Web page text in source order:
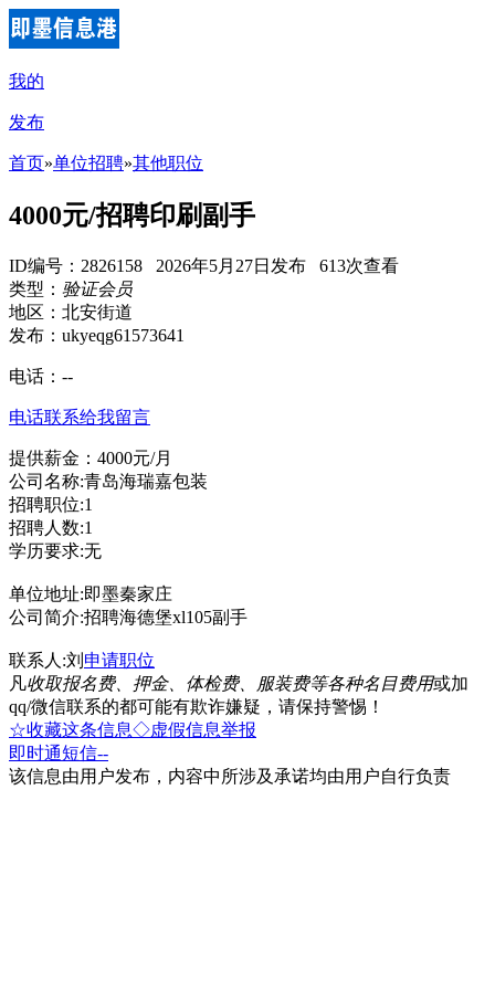
我的
发布
首页»单位招聘»其他职位
4000元/招聘印刷副手
ID编号：2826158 2026年5月27日发布 613次查看
类型： 验证会员
地区：北安街道
发布：ukyeqg61573641
电话： --
电话联系给我留言
提供薪金：4000元/月
公司名称:青岛海瑞嘉包装
招聘职位:1
招聘人数:1
学历要求:无
单位地址:即墨秦家庄
公司简介:招聘海德堡xl105副手
联系人:刘 申请职位
凡收取报名费、押金、体检费、服装费等各种名目费用或加
qq/微信联系的都可能有欺诈嫌疑，请保持警惕！
☆收藏这条信息◇虚假信息举报
即时通短信--
该信息由用户发布，内容中所涉及承诺均由用户自行负责